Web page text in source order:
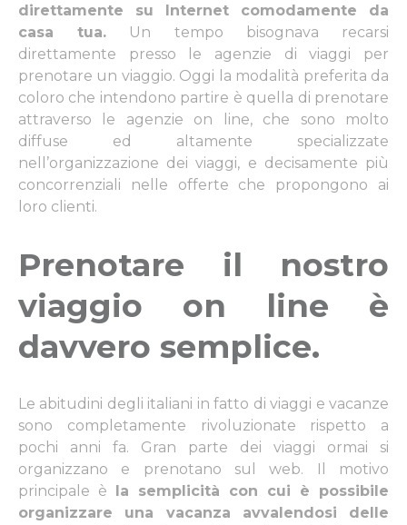
direttamente su Internet comodamente da
casa tua. Un tempo bisognava recarsi
direttamente presso le agenzie di viaggi per
prenotare un viaggio. Oggi la modalità preferita da
coloro che intendono partire è quella di prenotare
attraverso le agenzie on line, che sono molto
diffuse ed altamente specializzate
nell’organizzazione dei viaggi, e decisamente più
concorrenziali nelle offerte che propongono ai
loro clienti.
Prenotare il nostro
viaggio on line è
davvero semplice.
Le abitudini degli italiani in fatto di viaggi e vacanze
sono completamente rivoluzionate rispetto a
pochi anni fa. Gran parte dei viaggi ormai si
organizzano e prenotano sul web. Il motivo
principale è la semplicità con cui è possibile
organizzare una vacanza avvalendosi delle